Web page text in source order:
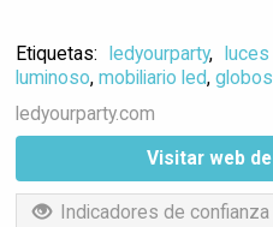
Etiquetas: ledyourparty,
luminoso, mobiliario led,
ledyourparty.com
Visitar web
Indicadores de confianza